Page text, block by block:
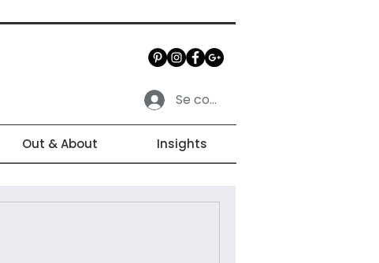
Se connecter
Out & About Insights